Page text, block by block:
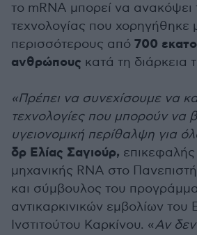
το mRNA μπορεί να ανακόψει
τεχνολογίας που χορηγήθηκε
περισσότερους από 700
ανθρώπους κατά τη διάρκεια
«Πρέπει να συνεχίσουμε να
τεχνολογίες που μπορούν να
υγειονομική περίθαλψη για
δρ Ελίας Σαγιούρ,
μηχανικής RNA στο
και σύμβουλος του
αντικαρκινικών εμβολίων του
Ινστιτούτου Καρκίνου. «Αν